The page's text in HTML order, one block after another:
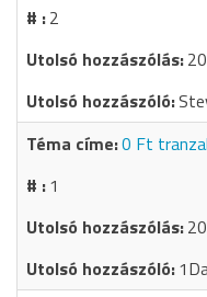
2
0 Ft
1